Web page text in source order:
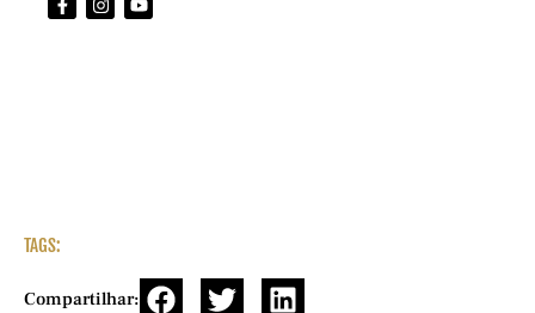
TAGS:
Compartilhar: